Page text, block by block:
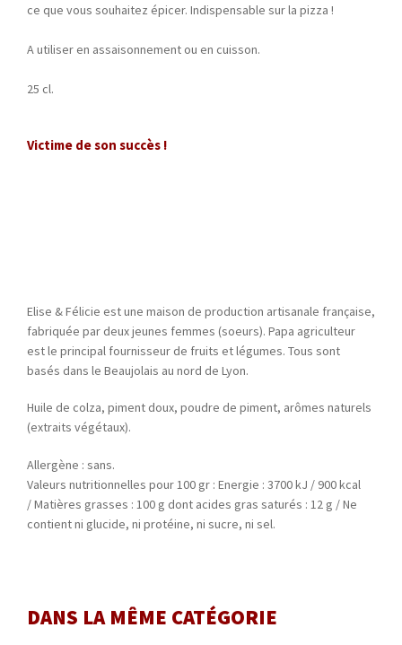
ce que vous souhaitez épicer. Indispensable sur la pizza !
A utiliser en assaisonnement ou en cuisson.
25 cl.
Victime de son succès !
Elise & Félicie est une maison de production artisanale française,
fabriquée par deux jeunes femmes (soeurs). Papa agriculteur
est le principal fournisseur de fruits et légumes. Tous sont
basés dans le Beaujolais au nord de Lyon.
Huile de colza, piment doux, poudre de piment, arômes naturels
(extraits végétaux).
Allergène : sans.
Valeurs nutritionnelles pour 100 gr : Energie : 3700 kJ / 900 kcal
/ Matières grasses : 100 g dont acides gras saturés : 12 g / Ne
contient ni glucide, ni protéine, ni sucre, ni sel.
DANS LA MÊME CATÉGORIE